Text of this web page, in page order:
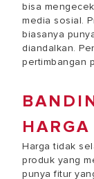
bisa
media sosial.
biasanya
diandalkan.
pertimbangan
HARGA
Harga tidak
produk yang
punya fitur